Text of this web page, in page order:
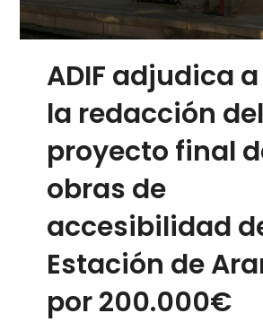
ADIF adjudica a
la redacción del
proyecto final
obras de
accesibilidad
Estación de
por 200.000€